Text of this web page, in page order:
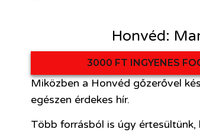
3000 FT INGYENES
Honvéd:
Miközben a Honvéd gőzerővel
egészen érdekes hír.
Több forrásból is úgy